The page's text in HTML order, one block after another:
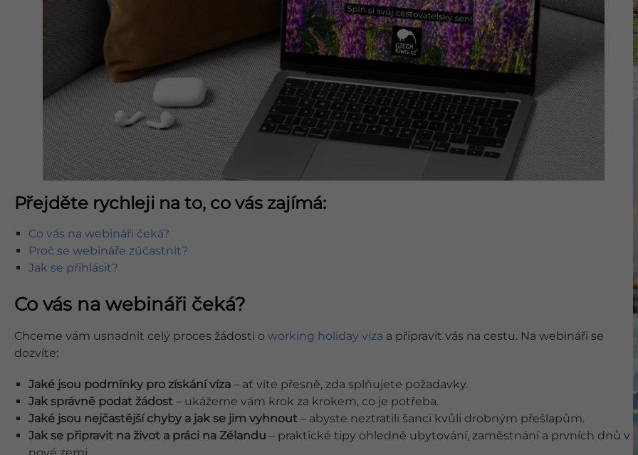
Přejděte rychleji na to, co vás zajímá:
Co vás na webináři čeká?
Proč se webináře zúčastnit?
Jak se přihlásit?
Co vás na webináři čeká?
Chceme vám usnadnit celý proces žádosti o working holiday víza a připravit vás na cestu. Na webináři se
dozvíte:
Jaké jsou podmínky pro získání víza – ať víte přesně, zda splňujete požadavky.
Jak správně podat žádost – ukážeme vám krok za krokem, co je potřeba.
Jaké jsou nejčastější chyby a jak se jim vyhnout – abyste neztratili šanci kvůli drobným přešlapům.
Jak se připravit na život a práci na Zélandu – praktické tipy ohledně ubytování, zaměstnání a prvních dnů v